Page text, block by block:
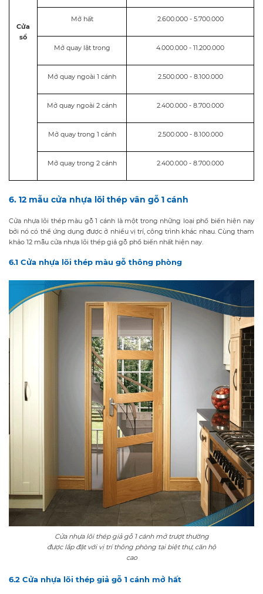
Cửa
sổ
Mở hất 2.600.000 - 5.700.000
Mở quay lật trong 4.000.000 - 11.200.000
Mở quay ngoài 1 cánh 2.500.000 - 8.100.000
Mở quay ngoài 2 cánh 2.400.000 - 8.700.000
Mở quay trong 1 cánh 2.500.000 - 8.100.000
Mở quay trong 2 cánh 2.400.000 - 8.700.000
6. 12 mẫu cửa nhựa lõi thép vân gỗ 1 cánh
Cửa nhựa lõi thép màu gỗ 1 cánh là một trong những loại phổ biến hiện nay
bởi nó có thể ứng dụng được ở nhiều vị trí, công trình khác nhau. Cùng tham
khảo 12 mẫu cửa nhựa lõi thép giả gỗ phổ biến nhất hiện nay.
6.1 Cửa nhựa lõi thép màu gỗ thông phòng
Cửa nhựa lõi thép giả gỗ 1 cánh mở trượt thường
được lắp đặt với vị trí thông phòng tại biệt thự, căn hộ
cao
6.2 Cửa nhựa lõi thép giả gỗ 1 cánh mở hất